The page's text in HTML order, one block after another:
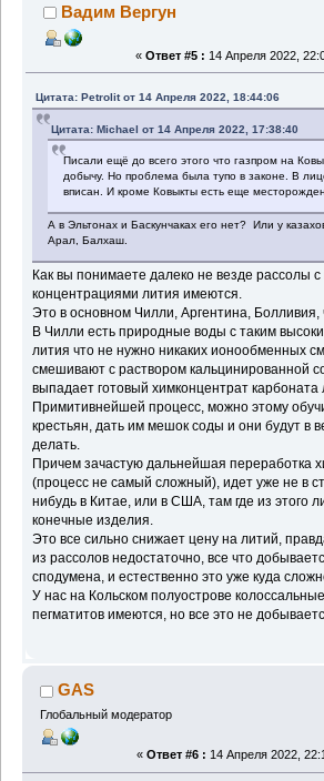
Вадим Вергун
« Ответ #5 : 14 Апреля 2022,
Цитата: Petrolit от 14 Апреля 2022, 18:44:06
Цитата: Michael от 14 Апреля 2022, 17:38:40
Писали ещё до всего этого что газпром на
добычу. Но проблема была тупо в законе. В
вписан. И кроме Ковыкты есть еще
А в Эльтонах и Баскунчаках его нет? Или у
Арал, Балхаш.
Как вы понимаете далеко не везде рассолы
концентрациями лития имеются.
Это в основном Чилли, Аргентина, Болливия,
В Чилли есть природные воды с таким
лития что не нужно никаких ионообменных
смешивают с раствором кальцинированной
выпадает готовый химконцентрат карбоната
Примитивнейшей процесс, можно этому
крестьян, дать им мешок соды и они будут в
делать.
Причем зачастую дальнейшая переработка
(процесс не самый сложный), идет уже не в
нибудь в Китае, или в США, там где из этого
конечные изделия.
Это все сильно снижает цену на литий,
из рассолов недостаточно, все что
сподумена, и естественно это уже куда
У нас на Кольском полуострове
пегматитов имеются, но все это не
GAS
Глобальный модератор
« Ответ #6 : 14 Апреля 2022,